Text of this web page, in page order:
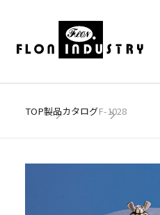
TOP製品カタログF-1028